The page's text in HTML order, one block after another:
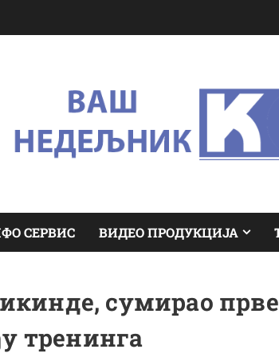
СЕРВИС ВИДЕО ПРОДУКЦИЈА
сумирао прве
тренинга